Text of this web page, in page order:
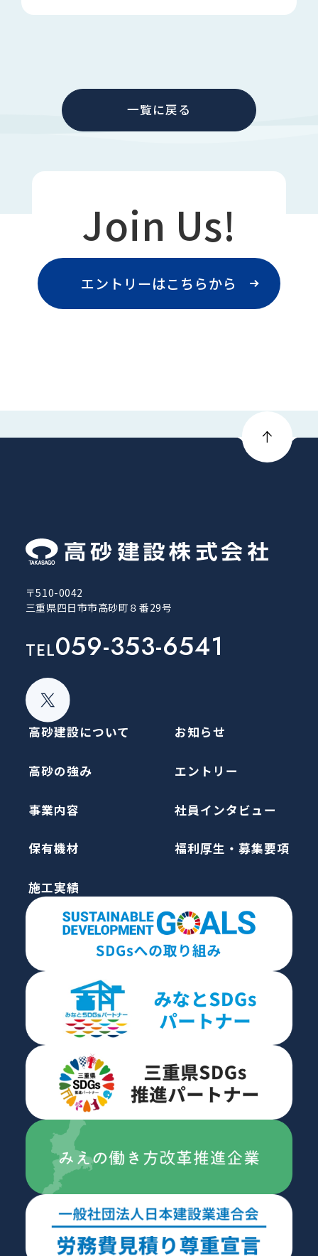
一覧に戻る
Join Us!
エントリーはこちらから
〒510-0042
三重県四日市市高砂町８番29号
TEL059-353-6541
高砂建設について
高砂の強み
事業内容
保有機材
施工実績
お知らせ
エントリー
社員インタビュー
福利厚生・募集要項